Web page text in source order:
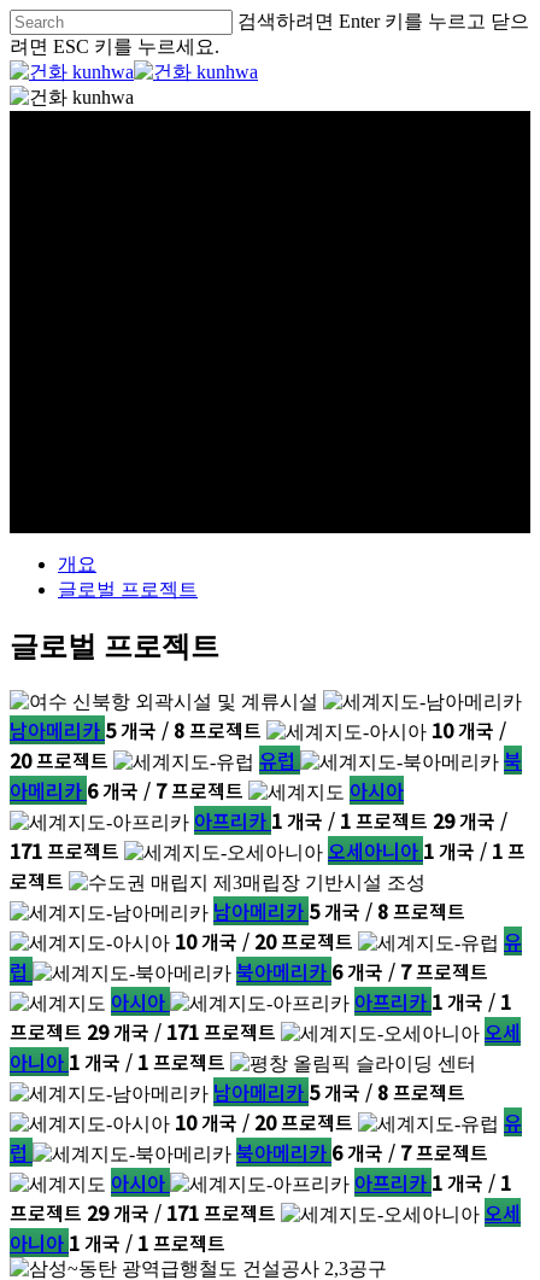
검색하려면 Enter 키를 누르고 닫으
려면 ESC 키를 누르세요.
개요
글로벌 프로젝트
글로벌 프로젝트
남아메리카 5개국 / 8프로젝트 10개국 /
20프로젝트 유럽
북
아메리카 6개국 / 7프로젝트
아시아
아프리카 1개국 / 1프로젝트 29개국 /
171프로젝트 오세아니아 1개국 / 1프
로젝트
남아메리카 5개국 / 8프로젝트
10개국 / 20프로젝트
유
럽
북아메리카 6개국 / 7프로젝트
아시아
아프리카 1개국 / 1
프로젝트 29개국 / 171프로젝트
오세
아니아 1개국 / 1프로젝트
남아메리카 5개국 / 8프로젝트
10개국 / 20프로젝트
유
럽
북아메리카 6개국 / 7프로젝트
아시아
아프리카 1개국 / 1
프로젝트 29개국 / 171프로젝트
오세
아니아 1개국 / 1프로젝트